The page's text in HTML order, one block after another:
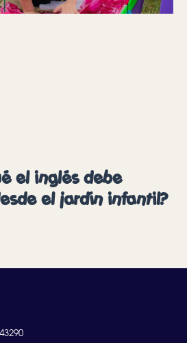
el inglés debe
el jardín infantil?